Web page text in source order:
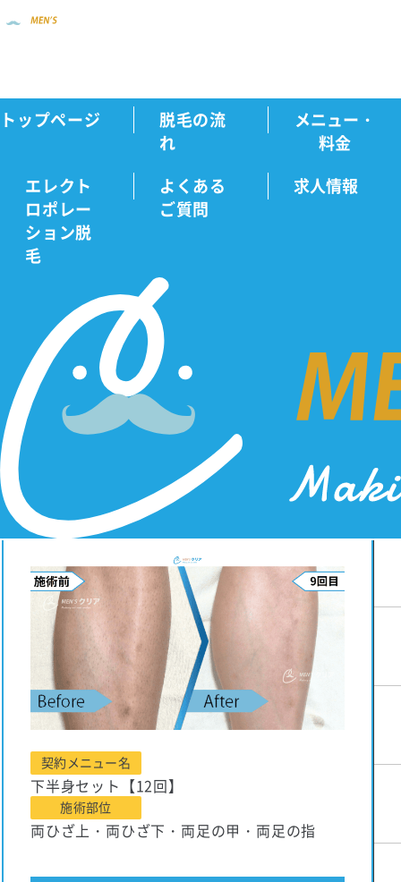
トップページ
脱毛の流
れ
メニュー・
料金
エレクト
ロポレー
ション脱
毛
よくある
ご質問
求人情報
Home ビフォー・アフター H・K様
ビフォ
H・K様
契約メニュー名
下半身セット【12回】
施術部位
両ひざ上・両ひざ下・両足の甲・両足の指